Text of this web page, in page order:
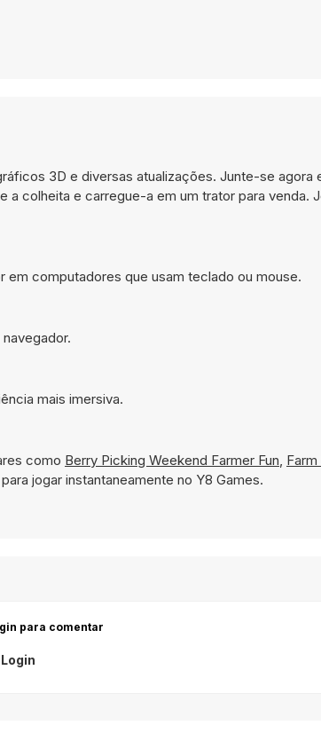
3D e diversas atualizações. Junte-se agora
colheita e carregue-a em um trator para venda.
em computadores que usam teclado ou mouse.
mais imersiva.
como Berry Picking Weekend Farmer Fun, Farm
jogar instantaneamente no Y8 Games.
para comentar
Login